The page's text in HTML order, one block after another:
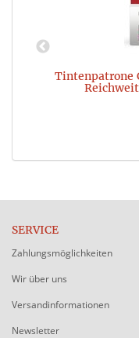
Tintenpatrone
SERVICE
Zahlungsmöglichkeiten
Wir über uns
Versandinformationen
Newsletter